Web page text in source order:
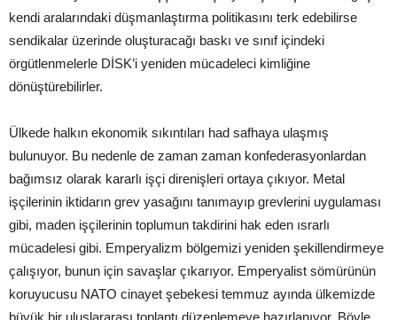
kendi aralarındaki düşmanlaştırma politikasını terk edebilirse
sendikalar üzerinde oluşturacağı baskı ve sınıf içindeki
örgütlenmelerle DİSK’i yeniden mücadeleci kimliğine
dönüştürebilirler.
Ülkede halkın ekonomik sıkıntıları had safhaya ulaşmış
bulunuyor. Bu nedenle de zaman zaman konfederasyonlardan
bağımsız olarak kararlı işçi direnişleri ortaya çıkıyor. Metal
işçilerinin iktidarın grev yasağını tanımayıp grevlerini uygulaması
gibi, maden işçilerinin toplumun takdirini hak eden ısrarlı
mücadelesi gibi. Emperyalizm bölgemizi yeniden şekillendirmeye
çalışıyor, bunun için savaşlar çıkarıyor. Emperyalist sömürünün
koruyucusu NATO cinayet şebekesi temmuz ayında ülkemizde